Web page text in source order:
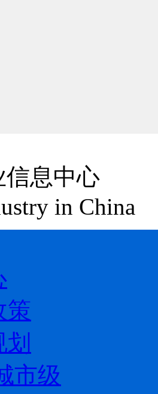
信息中心
in China
策
市级